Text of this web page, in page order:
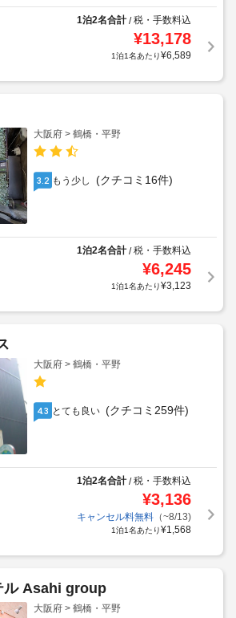
1泊2名合計/税・手数料込
¥13,178
1泊1名あたり¥6,589
大阪府 > 鶴橋・平野
3.2 もう少し (クチコミ16件)
1泊2名合計/税・手数料込
¥6,245
1泊1名あたり¥3,123
大阪府 > 鶴橋・平野
4.3 とても良い (クチコミ259件)
1泊2名合計/税・手数料込
¥3,136
キャンセル料無料（~8/13)
1泊1名あたり¥1,568
ル Asahi group
大阪府 > 鶴橋・平野